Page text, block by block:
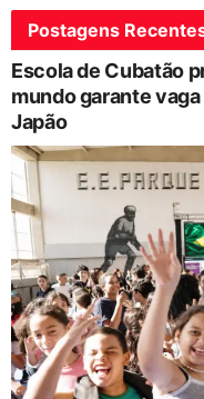
Postagens
Escola de Cubatão
mundo garante
Japão